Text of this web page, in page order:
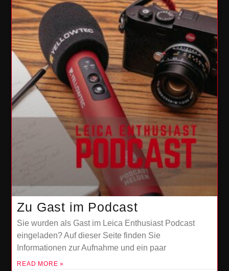
Zu Gast im Podcast
Sie wurden als Gast im Leica Enthusiast Podcast
eingeladen? Auf dieser Seite finden Sie
Informationen zur Aufnahme und ein paar
READ MORE »